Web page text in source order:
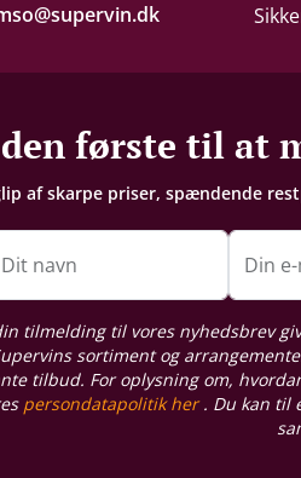
første til at
af skarpe priser, spændende
Dit navn Din
tilmelding til vores nyhedsbrev
sortiment og
tilbud. For oplysning om,
persondatapolitik her. Du kan til